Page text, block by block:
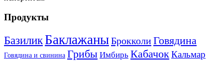
Продукты
БазиликБаклажаныБрокколиГовядина
Говядина и свинина Грибы Имбирь Кабачок Кальмар